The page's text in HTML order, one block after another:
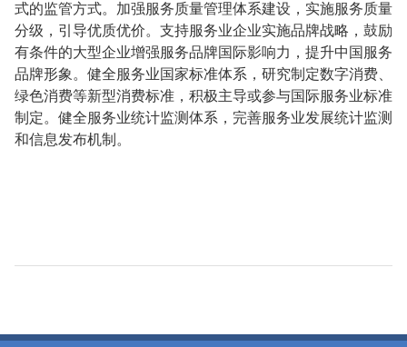
式的监管方式。加强服务质量管理体系建设，实施服务质量
分级，引导优质优价。支持服务业企业实施品牌战略，鼓励
有条件的大型企业增强服务品牌国际影响力，提升中国服务
品牌形象。健全服务业国家标准体系，研究制定数字消费、
绿色消费等新型消费标准，积极主导或参与国际服务业标准
制定。健全服务业统计监测体系，完善服务业发展统计监测
和信息发布机制。